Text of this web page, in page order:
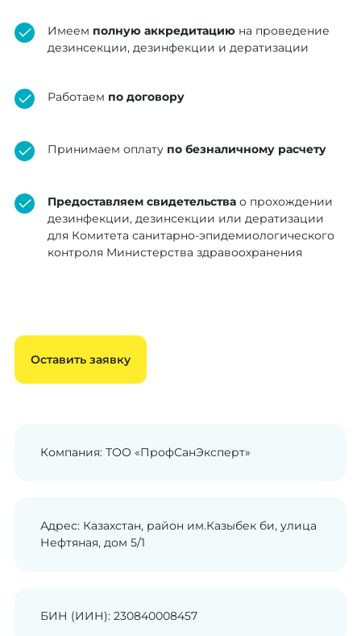
Имеем полную аккредитациюна проведение
дезинсекции, дезинфекции и дератизации
Работаем по договору
Принимаем оплату по безналичному расчету
Предоставляем свидетельствао прохождении
дезинфекции, дезинсекции или дератизации
для Комитета санитарно-эпидемиологического
контроля Министерства здравоохранения
Оставить заявку
Компания: ТОО «ПрофСанЭксперт»
Адрес: Казахстан, район им.Казыбек би, улица
Нефтяная, дом 5/1
БИН (ИИН): 230840008457